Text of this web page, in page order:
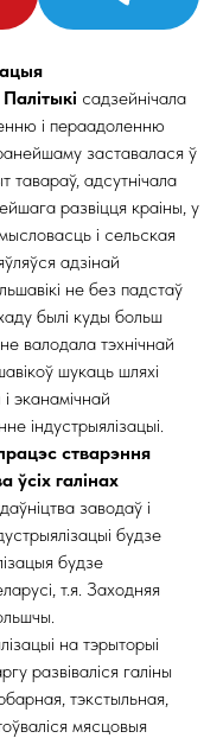
садзейнічала
і пераадоленню
заставалася ў
тавараў, адсутнічала
развіцця краіны, у
і сельская
адзінай
не без падстаў
былі куды больш
валодала тэхнічнай
шукаць шляхі
эканамічнай
індустрыялізацыі.
стварэння
галінах
заводаў і
будзе
будзе
т.я. Заходняя
на тэрыторыі
развіваліся галіны
тэкстыльная,
мясцовыя